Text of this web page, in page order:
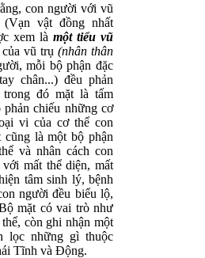
con người với vũ
vật đồng nhất
xem là một tiểu vũ
của vũ trụ(nhân thân
mỗi bộ phận đặc
chân...) đều phản
đó mặt là tấm
chiếu những cơ
vi của cơ thể con
là một bộ phận
và nhân cách con
mất thể diện, mất
tâm sinh lý, bệnh
người đều biểu lộ,
mặt có vai trò như
còn ghi nhận một
lọc những gì thuộc
Tĩnh và Động.